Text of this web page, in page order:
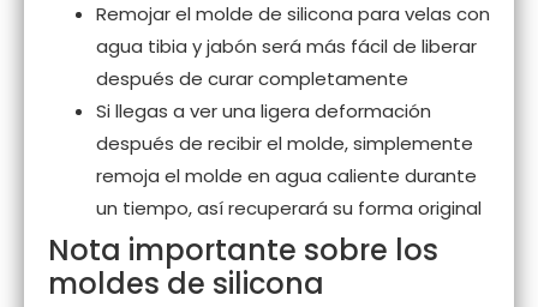
Remojar el molde de silicona para velas con
agua tibia y jabón será más fácil de liberar
después de curar completamente
Si llegas a ver una ligera deformación
después de recibir el molde, simplemente
remoja el molde en agua caliente durante
un tiempo, así recuperará su forma original
Nota importante sobre los
moldes de silicona